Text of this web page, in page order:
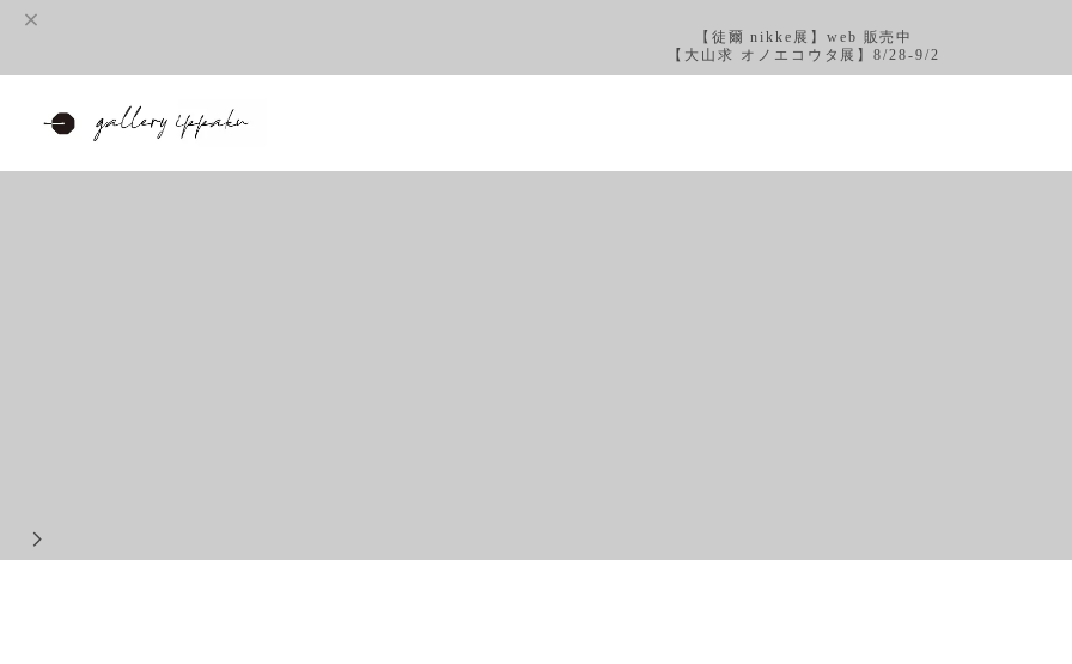
【徒爾 nikke展】web 販売中
【大山求 オノエコウタ展】8/28-9/2